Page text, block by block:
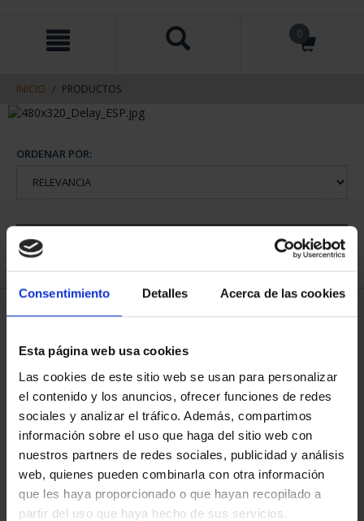
Consentimiento Detalles Acerca de las cookies
Esta página web usa cookies
Las cookies de este sitio web se usan para personalizar
el contenido y los anuncios, ofrecer funciones de redes
sociales y analizar el tráfico. Además, compartimos
información sobre el uso que haga del sitio web con
nuestros partners de redes sociales, publicidad y análisis
web, quienes pueden combinarla con otra información
que les haya proporcionado o que hayan recopilado a
partir del uso que haya hecho de sus servicios.
contenido
navegacin
0
INICIO PRODUCTOS
ORDENAR POR:
1 Productos encontrados